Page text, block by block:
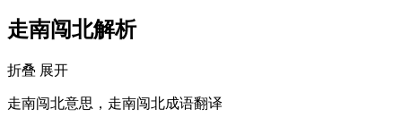
走南闯北解析
折叠 展开
走南闯北意思，走南闯北成语翻译